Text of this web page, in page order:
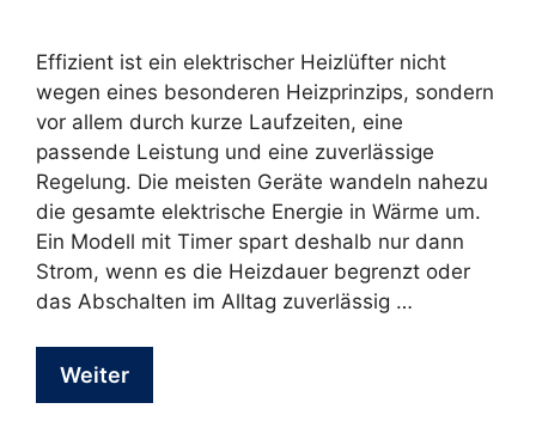
Effizient ist ein elektrischer Heizlüfter nicht
wegen eines besonderen Heizprinzips, sondern
vor allem durch kurze Laufzeiten, eine
passende Leistung und eine zuverlässige
Regelung. Die meisten Geräte wandeln nahezu
die gesamte elektrische Energie in Wärme um.
Ein Modell mit Timer spart deshalb nur dann
Strom, wenn es die Heizdauer begrenzt oder
das Abschalten im Alltag zuverlässig …
Weiter